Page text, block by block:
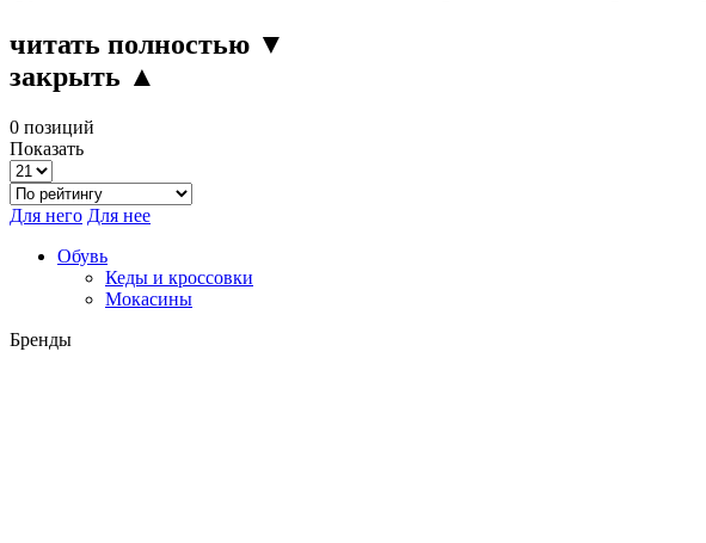
читать полностью ▼
закрыть ▲
0 позиций
Показать
Для него Для нее
Обувь
Кеды и кроссовки
Мокасины
Бренды